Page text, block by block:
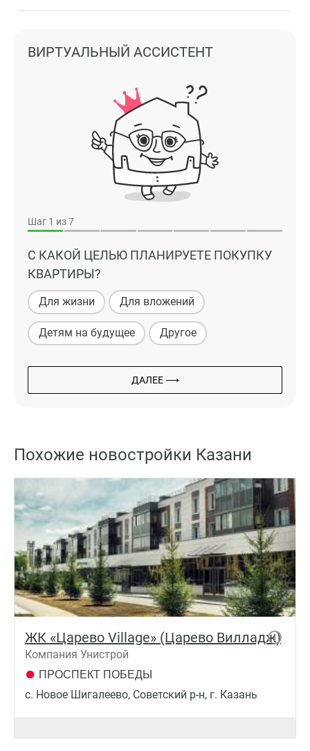
Шаг 1 из 7
С КАКОЙ ЦЕЛЬЮ ПЛАНИРУЕТЕ ПОКУПКУ
КВАРТИРЫ?
Для жизни Для вложений
Детям на будущее Другое
ДАЛЕЕ ⟶
ВИРТУАЛЬНЫЙ АССИСТЕНТ
Похожие новостройки Казани
ЖК «Царево Village» (Царево Вилладж)
Компания Унистрой
ПРОСПЕКТ ПОБЕДЫ
c. Новое Шигалеево, Советский р-н, г. Казань